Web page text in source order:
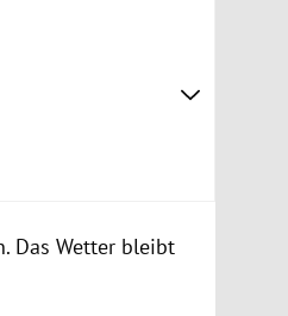
Das Wetter bleibt